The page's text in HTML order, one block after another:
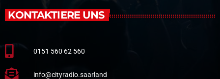
KONTAKTIERE UNS
0151 560 62 560
info@cityradio.saarland